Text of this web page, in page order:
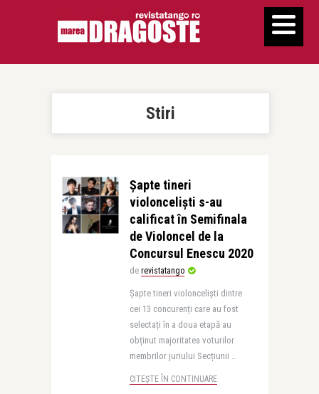
Stiri
Șapte tineri
violonceliști s-au
calificat în Semifinala
de Violoncel de la
Concursul Enescu 2020
de revistatango
Șapte tineri violonceliști dintre
cei 13 concurenți care au fost
selectați în a doua etapă au
obținut majoritatea voturilor
membrilor juriului Secțiunii ..
CITEȘTE ÎN CONTINUARE